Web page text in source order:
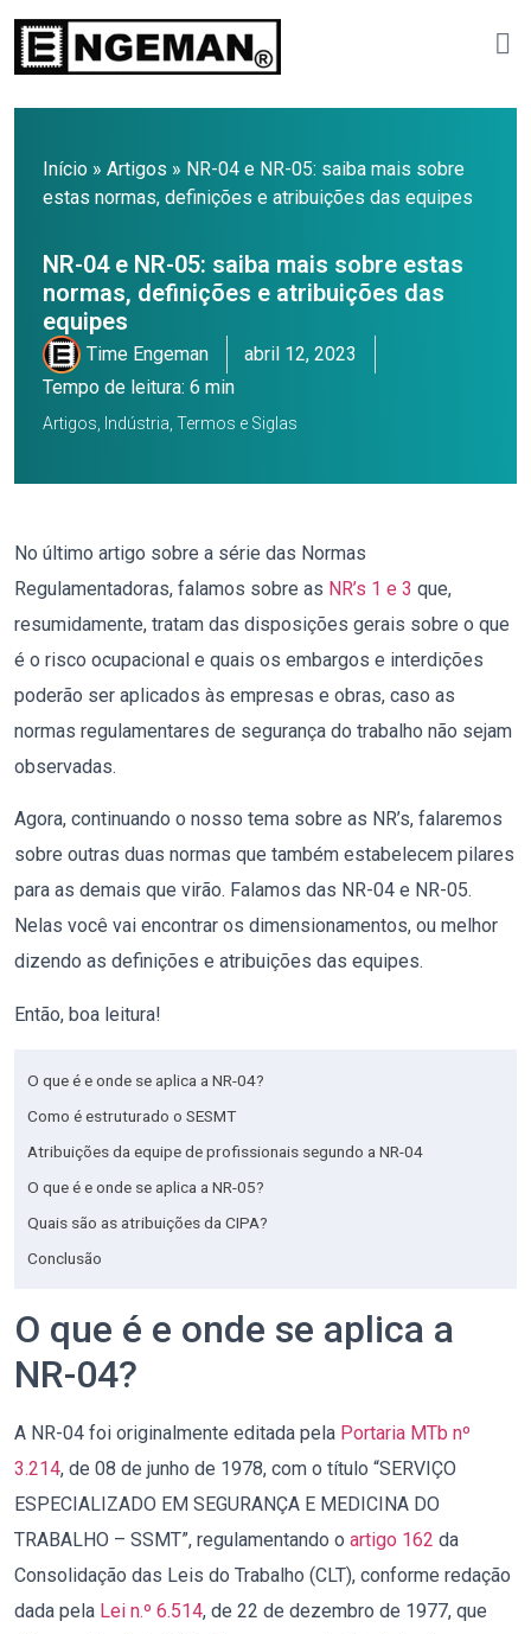
Início » Artigos » NR-04 e NR-05: saiba mais sobre
estas normas, definições e atribuições das equipes
NR-04 e NR-05: saiba mais sobre estas
normas, definições e atribuições das
equipes
Time Engeman
abril 12, 2023
Tempo de leitura: 6 min
Artigos Indústria Termos e Siglas
No último artigo sobre a série das Normas
Regulamentadoras, falamos sobre as NR’s 1 e 3 que,
resumidamente, tratam das disposições gerais sobre o que
é o risco ocupacional e quais os embargos e interdições
poderão ser aplicados às empresas e obras, caso as
normas regulamentares de segurança do trabalho não sejam
observadas.
Agora, continuando o nosso tema sobre as NR’s, falaremos
sobre outras duas normas que também estabelecem pilares
para as demais que virão. Falamos das NR-04 e NR-05.
Nelas você vai encontrar os dimensionamentos, ou melhor
dizendo as definições e atribuições das equipes.
Então, boa leitura!
O que é e onde se aplica a NR-04?
Como é estruturado o SESMT
Atribuições da equipe de profissionais segundo a NR-04
O que é e onde se aplica a NR-05?
Quais são as atribuições da CIPA?
Conclusão
O que é e onde se aplica a
NR-04?
A NR-04 foi originalmente editada pela Portaria MTb nº
3.214, de 08 de junho de 1978, com o título “SERVIÇO
ESPECIALIZADO EM SEGURANÇA E MEDICINA DO
TRABALHO – SSMT”, regulamentando o artigo 162 da
Consolidação das Leis do Trabalho (CLT), conforme redação
dada pela Lei n.º 6.514, de 22 de dezembro de 1977, que